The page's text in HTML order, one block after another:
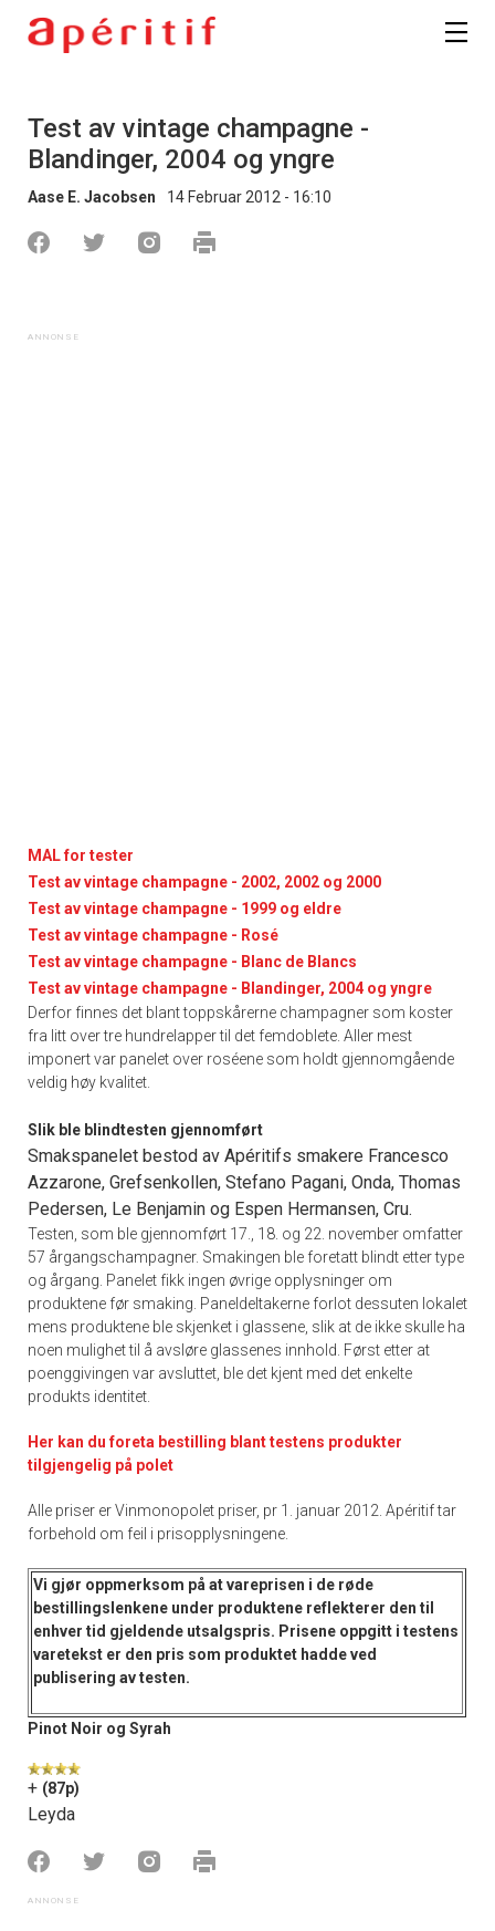
Test av vintage champagne -
Blandinger, 2004 og yngre
Aase E. Jacobsen 14 Februar 2012 - 16:10
MAL for tester
Test av vintage champagne - 2002, 2002 og 2000
Test av vintage champagne - 1999 og eldre
Test av vintage champagne - Rosé
Test av vintage champagne - Blanc de Blancs
Test av vintage champagne - Blandinger, 2004 og yngre
Derfor finnes det blant toppskårerne champagner som koster
fra litt over tre hundrelapper til det femdoblete. Aller mest
imponert var panelet over roséene som holdt gjennomgående
veldig høy kvalitet.
Slik ble blindtesten gjennomført
Smakspanelet bestod av Apéritifs smakere Francesco
Azzarone, Grefsenkollen, Stefano Pagani, Onda, Thomas
Pedersen, Le Benjamin og Espen Hermansen, Cru.
Testen, som ble gjennomført 17., 18. og 22. november omfatter
57 årgangschampagner. Smakingen ble foretatt blindt etter type
og årgang. Panelet fikk ingen øvrige opplysninger om
produktene før smaking. Paneldeltakerne forlot dessuten lokalet
mens produktene ble skjenket i glassene, slik at de ikke skulle ha
noen mulighet til å avsløre glassenes innhold. Først etter at
poenggivingen var avsluttet, ble det kjent med det enkelte
produkts identitet.
Her kan du foreta bestilling blant testens produkter
tilgjengelig på polet
Alle priser er Vinmonopolet priser, pr 1. januar 2012. Apéritif tar
forbehold om feil i prisopplysningene.
Vi gjør oppmerksom på at vareprisen i de røde
bestillingslenkene under produktene reflekterer den til
enhver tid gjeldende utsalgspris. Prisene oppgitt i testens
varetekst er den pris som produktet hadde ved
publisering av testen.
Pinot Noir og Syrah
+ (87p)
Leyda